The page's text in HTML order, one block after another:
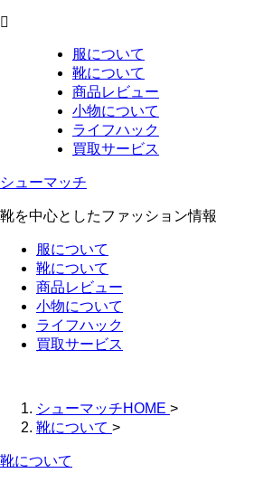
服について
靴について
商品レビュー
小物について
ライフハック
買取サービス
シューマッチ
靴を中心としたファッション情報
服について
靴について
商品レビュー
小物について
ライフハック
買取サービス
シューマッチHOME >
靴について >
靴について